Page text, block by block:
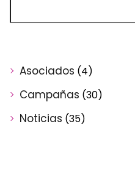
Asociados (4)
Campañas (30)
Noticias (35)